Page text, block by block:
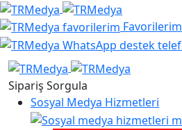
Favorilerim
Sipariş Sorgula
Sosyal Medya Hizmetleri